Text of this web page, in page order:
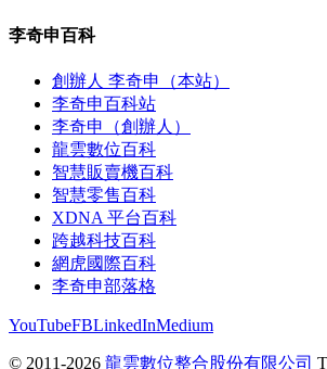
李奇申百科
創辦人 李奇申（本站）
李奇申百科站
李奇申（創辦人）
龍雲數位百科
智慧販賣機百科
智慧零售百科
XDNA 平台百科
跨越科技百科
網虎國際百科
李奇申部落格
YouTubeFBLinkedInMedium
© 2011-2026 龍雲數位整合股份有限公司